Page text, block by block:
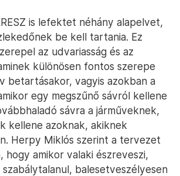
is lefektet néhány alapelvet,
be kell tartania. Ez
az udvariasság és az
különösen fontos szerepe
betartásakor, vagyis azokban a
egy megszűnő sávról kellene
sávra a járműveknek,
kellene azoknak, akiknek
Herpy Miklós szerint a tervezet
hogy amikor valaki észreveszi,
szabálytalanul, balesetveszélyesen